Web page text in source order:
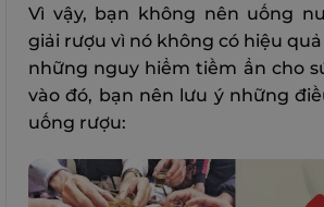
Vì vậy, bạn không nên uống
giải rượu vì nó không có hiệu quả
những nguy hiểm tiềm ẩn cho
vào đó, bạn nên lưu ý những
uống rượu: